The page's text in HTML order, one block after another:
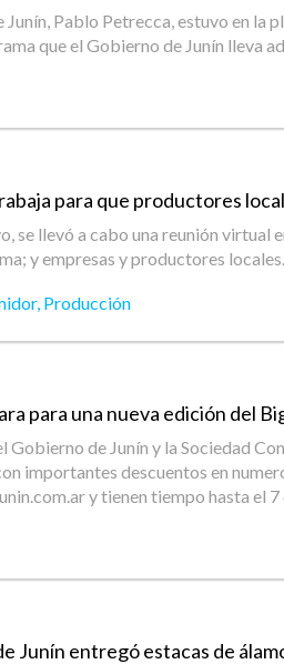
Junín, Pablo Petrecca, estuvo en la
que el Gobierno de Junín lleva
para que productores
se llevó a cabo una reunión virtual
y empresas y productores
, Producción
para una nueva edición del
Gobierno de Junín y la Sociedad
importantes descuentos en
y tienen tiempo hasta el
Junín entregó estacas de